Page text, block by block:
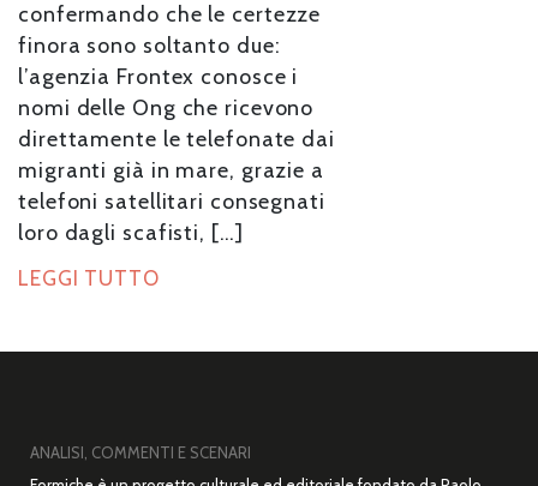
confermando che le certezze
finora sono soltanto due:
l’agenzia Frontex conosce i
nomi delle Ong che ricevono
direttamente le telefonate dai
migranti già in mare, grazie a
telefoni satellitari consegnati
loro dagli scafisti, […]
LEGGI TUTTO
ANALISI, COMMENTI E SCENARI